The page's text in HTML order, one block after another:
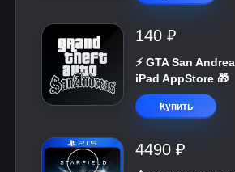
140 ₽
⚡️ GTA San
iPad AppStore 🎁
Купить
4490 ₽